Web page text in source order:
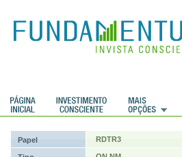
Papel RDTR3